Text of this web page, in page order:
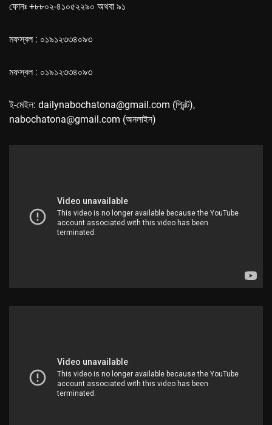
ফোনঃ +৮৮০২-৪১০৫২২৯০ অথবা ৯১
মফস্বল : ০১৯১২৩৩৪০৯৩
মফস্বল : ০১৯১২৩৩৪০৯৩
ই-মেইল: dailynabochatona@gmail.com (প্রিন্ট),
nabochatona@gmail.com (অনলাইন)